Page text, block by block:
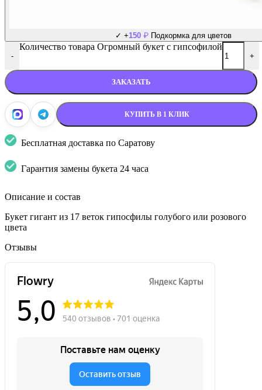
✓ +150 ₽ Подкормка для цветов
-
Количество товара Огромный букет с гипсофилой
+
ЗАКАЗАТЬ
КУПИТЬ В 1 КЛИК
Бесплатная доставка по Саратову
Гарантия замены букета 24 часа
Описание и состав
Букет гигант из 17 веток гипосфилы голубого или розового
цвета
Отзывы